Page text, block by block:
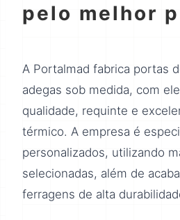
pelo melhor
A Portalmad fabrica portas
adegas sob medida, com
qualidade, requinte e
térmico. A empresa é
personalizados, utilizando
selecionadas, além de
ferragens de alta